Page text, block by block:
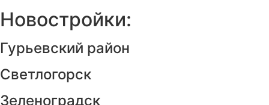
Новостройки:
Гурьевский район
Светлогорск
Зеленоградск